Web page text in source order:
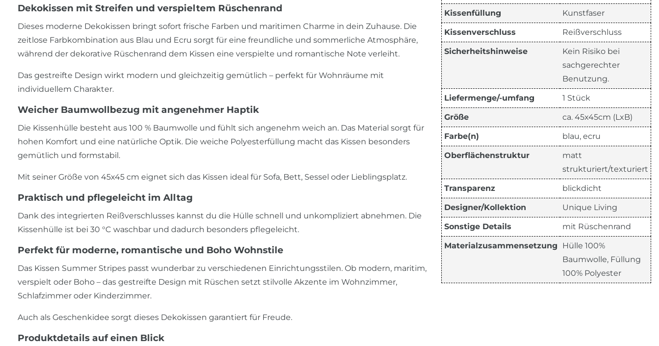
Dekokissen mit Streifen und verspieltem Rüschenrand
Dieses moderne Dekokissen bringt sofort frische Farben und maritimen Charme in dein Zuhause. Die
zeitlose Farbkombination aus Blau und Ecru sorgt für eine freundliche und sommerliche Atmosphäre,
während der dekorative Rüschenrand dem Kissen eine verspielte und romantische Note verleiht.
Das gestreifte Design wirkt modern und gleichzeitig gemütlich – perfekt für Wohnräume mit
individuellem Charakter.
Weicher Baumwollbezug mit angenehmer Haptik
Die Kissenhülle besteht aus 100 % Baumwolle und fühlt sich angenehm weich an. Das Material sorgt für
hohen Komfort und eine natürliche Optik. Die weiche Polyesterfüllung macht das Kissen besonders
gemütlich und formstabil.
Mit seiner Größe von 45x45 cm eignet sich das Kissen ideal für Sofa, Bett, Sessel oder Lieblingsplatz.
Praktisch und pflegeleicht im Alltag
Dank des integrierten Reißverschlusses kannst du die Hülle schnell und unkompliziert abnehmen. Die
Kissenhülle ist bei 30 °C waschbar und dadurch besonders pflegeleicht.
Perfekt für moderne, romantische und Boho Wohnstile
Das Kissen Summer Stripes passt wunderbar zu verschiedenen Einrichtungsstilen. Ob modern, maritim,
verspielt oder Boho – das gestreifte Design mit Rüschen setzt stilvolle Akzente im Wohnzimmer,
Schlafzimmer oder Kinderzimmer.
Auch als Geschenkidee sorgt dieses Dekokissen garantiert für Freude.
Produktdetails auf einen Blick
Kissenfüllung Kunstfaser
Kissenverschluss Reißverschluss
Sicherheitshinweise
Kein Risiko bei
sachgerechter
Benutzung.
Liefermenge/-umfang 1 Stück
Größe ca. 45x45cm (LxB)
Farbe(n) blau, ecru
Oberflächenstruktur
matt
strukturiert/texturiert
Transparenz blickdicht
Designer/Kollektion Unique Living
Sonstige Details mit Rüschenrand
Materialzusammensetzung
Hülle 100%
Baumwolle, Füllung
100% Polyester